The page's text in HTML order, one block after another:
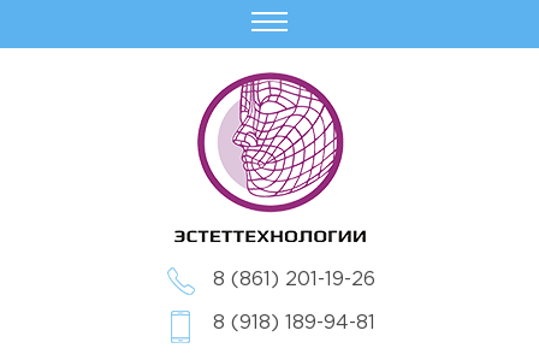
8 (861) 201-19-26
8 (918) 189-94-81